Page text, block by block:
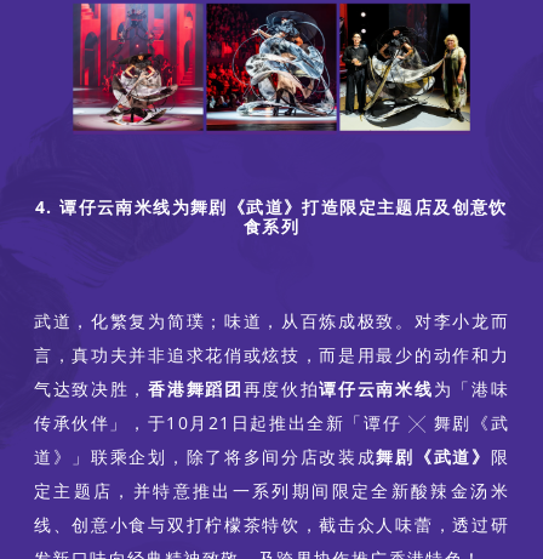
4. 谭仔云南米线为舞剧《武道》打造限定主题店及创意饮
食系列
武道，化繁复为简璞；味道，从百炼成极致。对李小龙而
言，真功夫并非追求花俏或炫技，而是用最少的动作和力
气达致决胜，香港舞蹈团再度伙拍谭仔云南米线为「港味
传承伙伴」，于10月21日起推出全新「谭仔 ╳ 舞剧《武
道》」联乘企划，除了将多间分店改装成舞剧《武道》 限
定主题店，并特意推出一系列期间限定全新酸辣金汤米
线、创意小食与双打柠檬茶特饮，截击众人味蕾，透过研